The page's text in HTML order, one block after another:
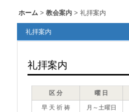
ホーム > 教会案内 > 礼拝案内
礼拝案内
礼拝案内
区 分 曜 日
早 天 祈 祷 月～土曜日